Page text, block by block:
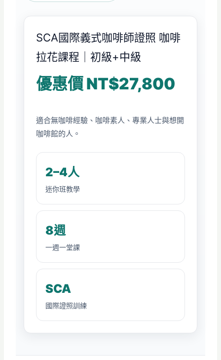
SCA國際義式咖啡師證照 咖啡
拉花課程｜初級+中級
優惠價 NT$27,800
適合無咖啡經驗、咖啡素人、專業人士與想開
咖啡館的人。
2–4人
迷你班教學
8週
一週一堂課
SCA
國際證照訓練